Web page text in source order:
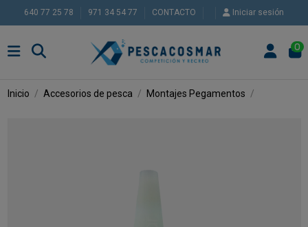
640 77 25 78 971 34 54 77 CONTACTO Iniciar sesión
0
Inicio Accesorios de pesca Montajes Pegamentos